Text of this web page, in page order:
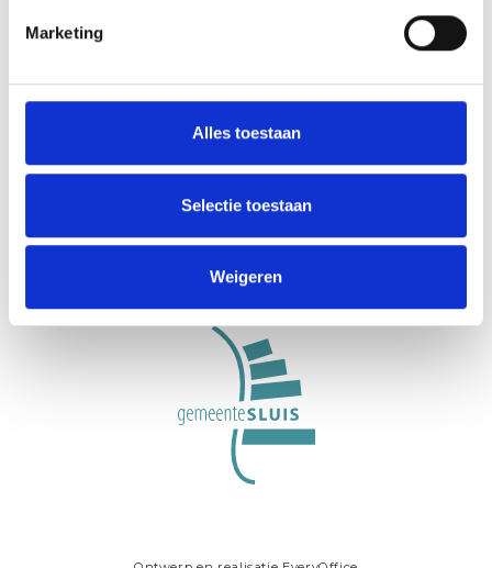
Marketing
Alles toestaan
Selectie toestaan
Weigeren
Stichting Gastvrij Zeeuws-Vlaanderen, an
organisation for visitor management and
hospitality in the municipality of Sluis.